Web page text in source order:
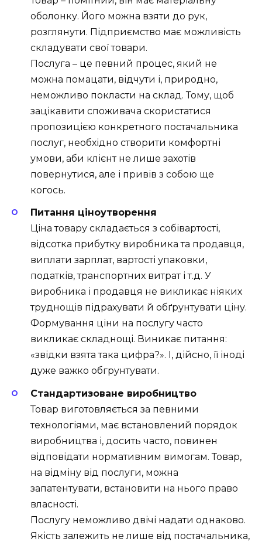
оболонку. Його можна взяти до рук,
розглянути. Підприємство має можливість
складувати свої товари.
Послуга – це певний процес, який не
можна помацати, відчути і, природно,
неможливо покласти на склад. Тому, щоб
зацікавити споживача скористатися
пропозицією конкретного постачальника
послуг, необхідно створити комфортні
умови, аби клієнт не лише захотів
повернутися, але і привів з собою ще
когось.
Питання ціноутворення
Ціна товару складається з собівартості,
відсотка прибутку виробника та продавця,
виплати зарплат, вартості упаковки,
податків, транспортних витрат і т.д. У
виробника і продавця не викликає ніяких
труднощів підрахувати й обґрунтувати ціну.
Формування ціни на послугу часто
викликає складнощі. Виникає питання:
«звідки взята така цифра?». І, дійсно, її іноді
дуже важко обгрунтувати.
Стандартизоване виробництво
Товар виготовляється за певними
технологіями, має встановлений порядок
виробництва і, досить часто, повинен
відповідати нормативним вимогам. Товар,
на відміну від послуги, можна
запатентувати, встановити на нього право
власності.
Послугу неможливо двічі надати однаково.
Якість залежить не лише від постачальника,